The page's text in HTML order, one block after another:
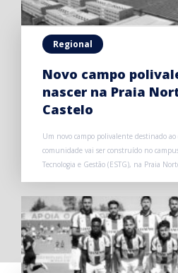
Regional
Novo campo
nascer na Praia
Castelo
Um novo campo polivalente destinado
comunidade vai ser construído no
Tecnologia e Gestão (ESTG), na Praia